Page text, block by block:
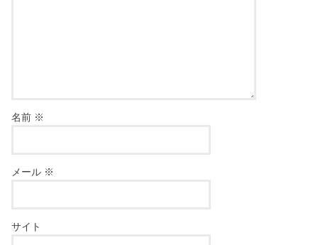
名前 ※
メール ※
サイト